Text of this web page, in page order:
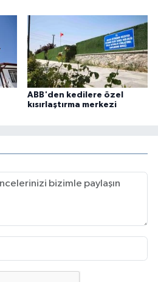
ABB'den kedilere özel
kısırlaştırma merkezi